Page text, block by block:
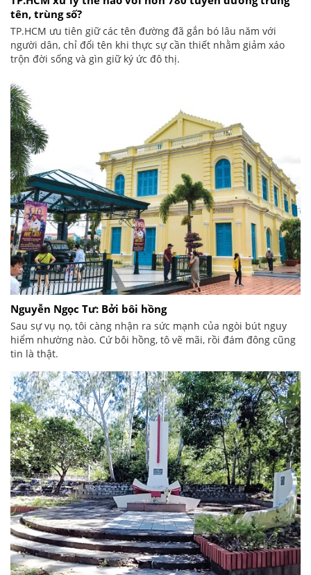
tên, trùng số?
TP.HCM ưu tiên giữ các tên đường đã gắn bó lâu năm với
người dân, chỉ đổi tên khi thực sự cần thiết nhằm giảm xáo
trộn đời sống và gìn giữ ký ức đô thị.
Nguyễn Ngọc Tư: Bởi bôi hồng
Sau sự vụ nọ, tôi càng nhận ra sức mạnh của ngòi bút nguy
hiểm nhường nào. Cứ bôi hồng, tô vẽ mãi, rồi đám đông cũng
tin là thật.